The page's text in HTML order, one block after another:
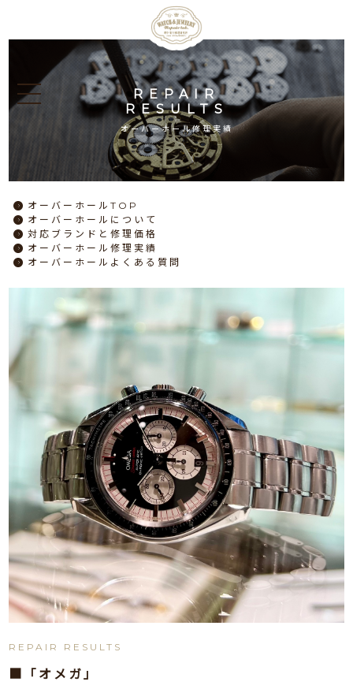
REPAIR
RESULTS
オーバーホール修理実績
オーバーホールTOP
オーバーホール について
対応ブランドと修理価格
オーバーホール修理実績
オーバーホール よくある質問
REPAIR RESULTS
■「オメガ」